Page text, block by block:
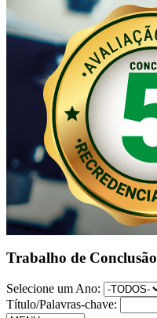
Trabalho de Conclusão
Selecione um Ano:
Título/Palavras-chave: